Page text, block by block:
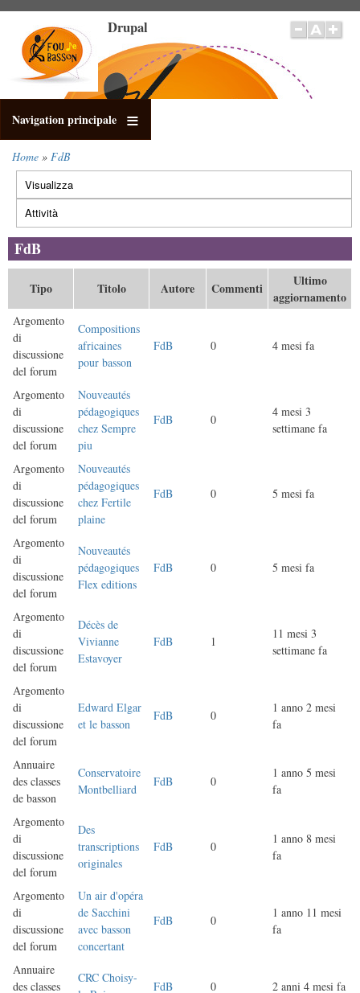
contenuto
principale
Drupal
Navigation principale
Briciole
di
pane
Home FdB
Schede
primarie
Visualizza
Attività
attiva)
FdB
Tipo Titolo Autore Commenti
Ultimo
aggiornamento
Argomento
di
discussione
del forum
Compositions
africaines
pour basson
FdB 0 4 mesi fa
Argomento
di
discussione
del forum
Nouveautés
pédagogiques
chez Sempre
piu
FdB 0
4 mesi 3
settimane fa
Argomento
di
discussione
del forum
Nouveautés
pédagogiques
chez Fertile
plaine
FdB 0 5 mesi fa
Argomento
di
discussione
del forum
Nouveautés
pédagogiques
Flex editions
FdB 0 5 mesi fa
Argomento
di
discussione
del forum
Décès de
Vivianne
Estavoyer
FdB 1
11 mesi 3
settimane fa
Argomento
di
discussione
del forum
Edward Elgar
et le basson
FdB 0
1 anno 2 mesi
fa
Annuaire
des classes
de basson
Conservatoire
Montbelliard
FdB 0
1 anno 5 mesi
fa
Argomento
di
discussione
del forum
Des
transcriptions
originales
FdB 0
1 anno 8 mesi
fa
Argomento
di
discussione
del forum
Un air d'opéra
de Sacchini
avec basson
concertant
FdB 0
1 anno 11 mesi
fa
Annuaire
des classes
CRC Choisy-
FdB 0 2 anni 4 mesi fa